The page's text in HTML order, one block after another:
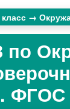
по
ФГОС